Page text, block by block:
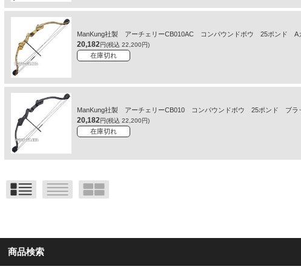
ManKung社製 アーチェリーCB010AC コンパウンドボウ 25ポンド
20,182円(税込 22,200円)
在庫切れ
ManKung社製 アーチェリーCB010 コンパウンドボウ 25ポンド ブ
20,182円(税込 22,200円)
在庫切れ
商品検索